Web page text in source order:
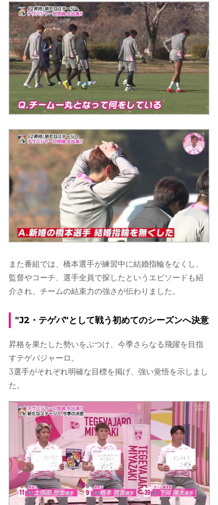
また番組では、橋本選手が練習中に結婚指輪をなくし、
監督やコーチ、選手全員で探したというエピソードも紹
介され、チームの結束力の強さが伝わりました。
"J2・テゲバ"として戦う初めてのシーズンへ決意
昇格を果たした勢いをぶつけ、今季さらなる飛躍を目指
すテゲバジャーロ。
3選手がそれぞれ明確な目標を掲げ、強い覚悟を示しまし
た。